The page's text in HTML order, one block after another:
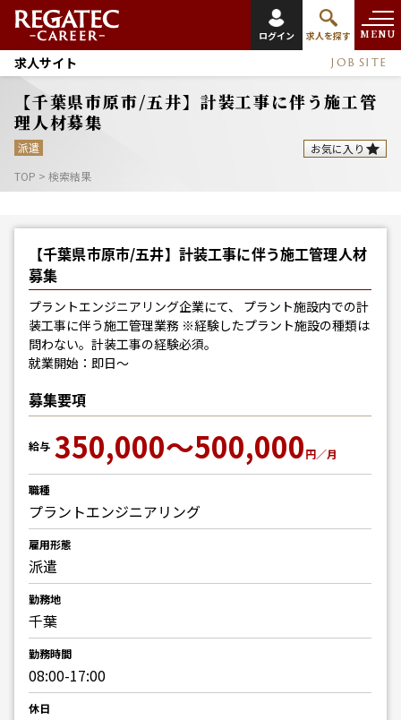
ログイン 求人を探す MENU
求人サイト JOB SITE
【千葉県市原市/五井】計装工事に伴う施工管
理人材募集
派遣
お気に入り
TOP > 検索結果
【千葉県市原市/五井】計装工事に伴う施工管理人材
募集
プラントエンジニアリング企業にて、 プラント施設内での計
装工事に伴う施工管理業務 ※経験したプラント施設の種類は
問わない。計装工事の経験必須。
就業開始：即日～
募集要項
給与 350,000～500,000円／月
職種
プラントエンジニアリング
雇用形態
派遣
勤務地
千葉
勤務時間
08:00-17:00
休日